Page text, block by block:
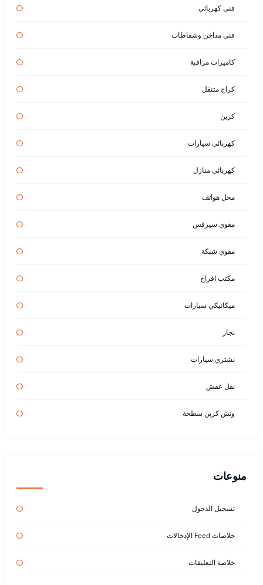
فني كهربائي
فني مداخن وشفاطات
كاميرات مراقبة
كراج متنقل
كرين
كهربائي سيارات
كهربائي منازل
محل هواتف
مقوي سيرفس
مقوي شبكة
مكتب افراح
ميكانيكي سيارات
نجار
نشتري سيارات
نقل عفش
ونش كرين سطحة
منوعات
تسجيل الدخول
خلاصات Feed الإدخالات
خلاصة التعليقات